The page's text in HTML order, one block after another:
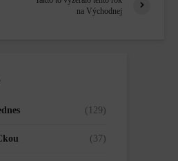
na Východnej
(129)
(37)